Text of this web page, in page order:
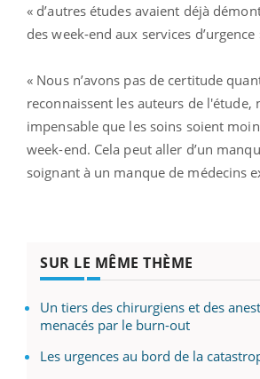
« d’autres études avaient déjà
des week-end aux services d’urgence
« Nous n’avons pas de certitude
reconnaissent les auteurs de l'étude,
impensable que les soins soient
week-end. Cela peut aller d’un
soignant à un manque de médecins
SUR LE MÊME THÈME
Un tiers des chirurgiens et des
menacés par le burn-out
Les urgences au bord de la